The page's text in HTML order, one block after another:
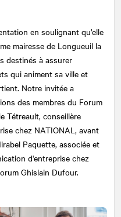
en soulignant qu’elle
mairesse de Longueuil la
destinés à assurer
qui animent sa ville et
Notre invitée a
des membres du Forum
Tétreault, conseillère
chez NATIONAL , avant
Paquette, associée et
d'entreprise chez
Ghislain Dufour.